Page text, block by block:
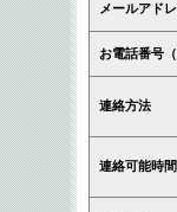
メールアド
お電話番号（
連絡方法
連絡可能時